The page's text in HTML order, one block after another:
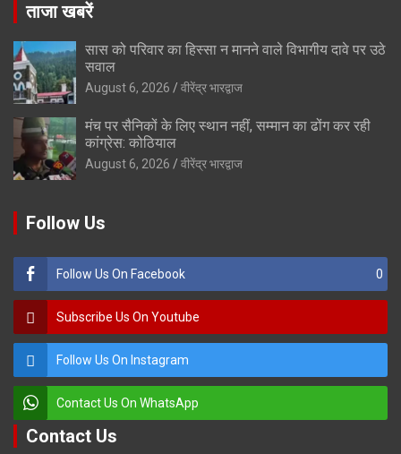
ताजा खबरें
सास को परिवार का हिस्सा न मानने वाले विभागीय दावे पर उठे
सवाल
August 6, 2026 वीरेंद्र भारद्वाज
मंच पर सैनिकों के लिए स्थान नहीं, सम्मान का ढोंग कर रही
कांग्रेस: कोठियाल
August 6, 2026 वीरेंद्र भारद्वाज
Follow Us
Follow Us On Facebook 0
Subscribe Us On Youtube
Follow Us On Instagram
Contact Us On WhatsApp
Contact Us